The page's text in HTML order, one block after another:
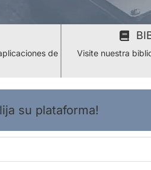
de
Visite nuestra
su plataforma!